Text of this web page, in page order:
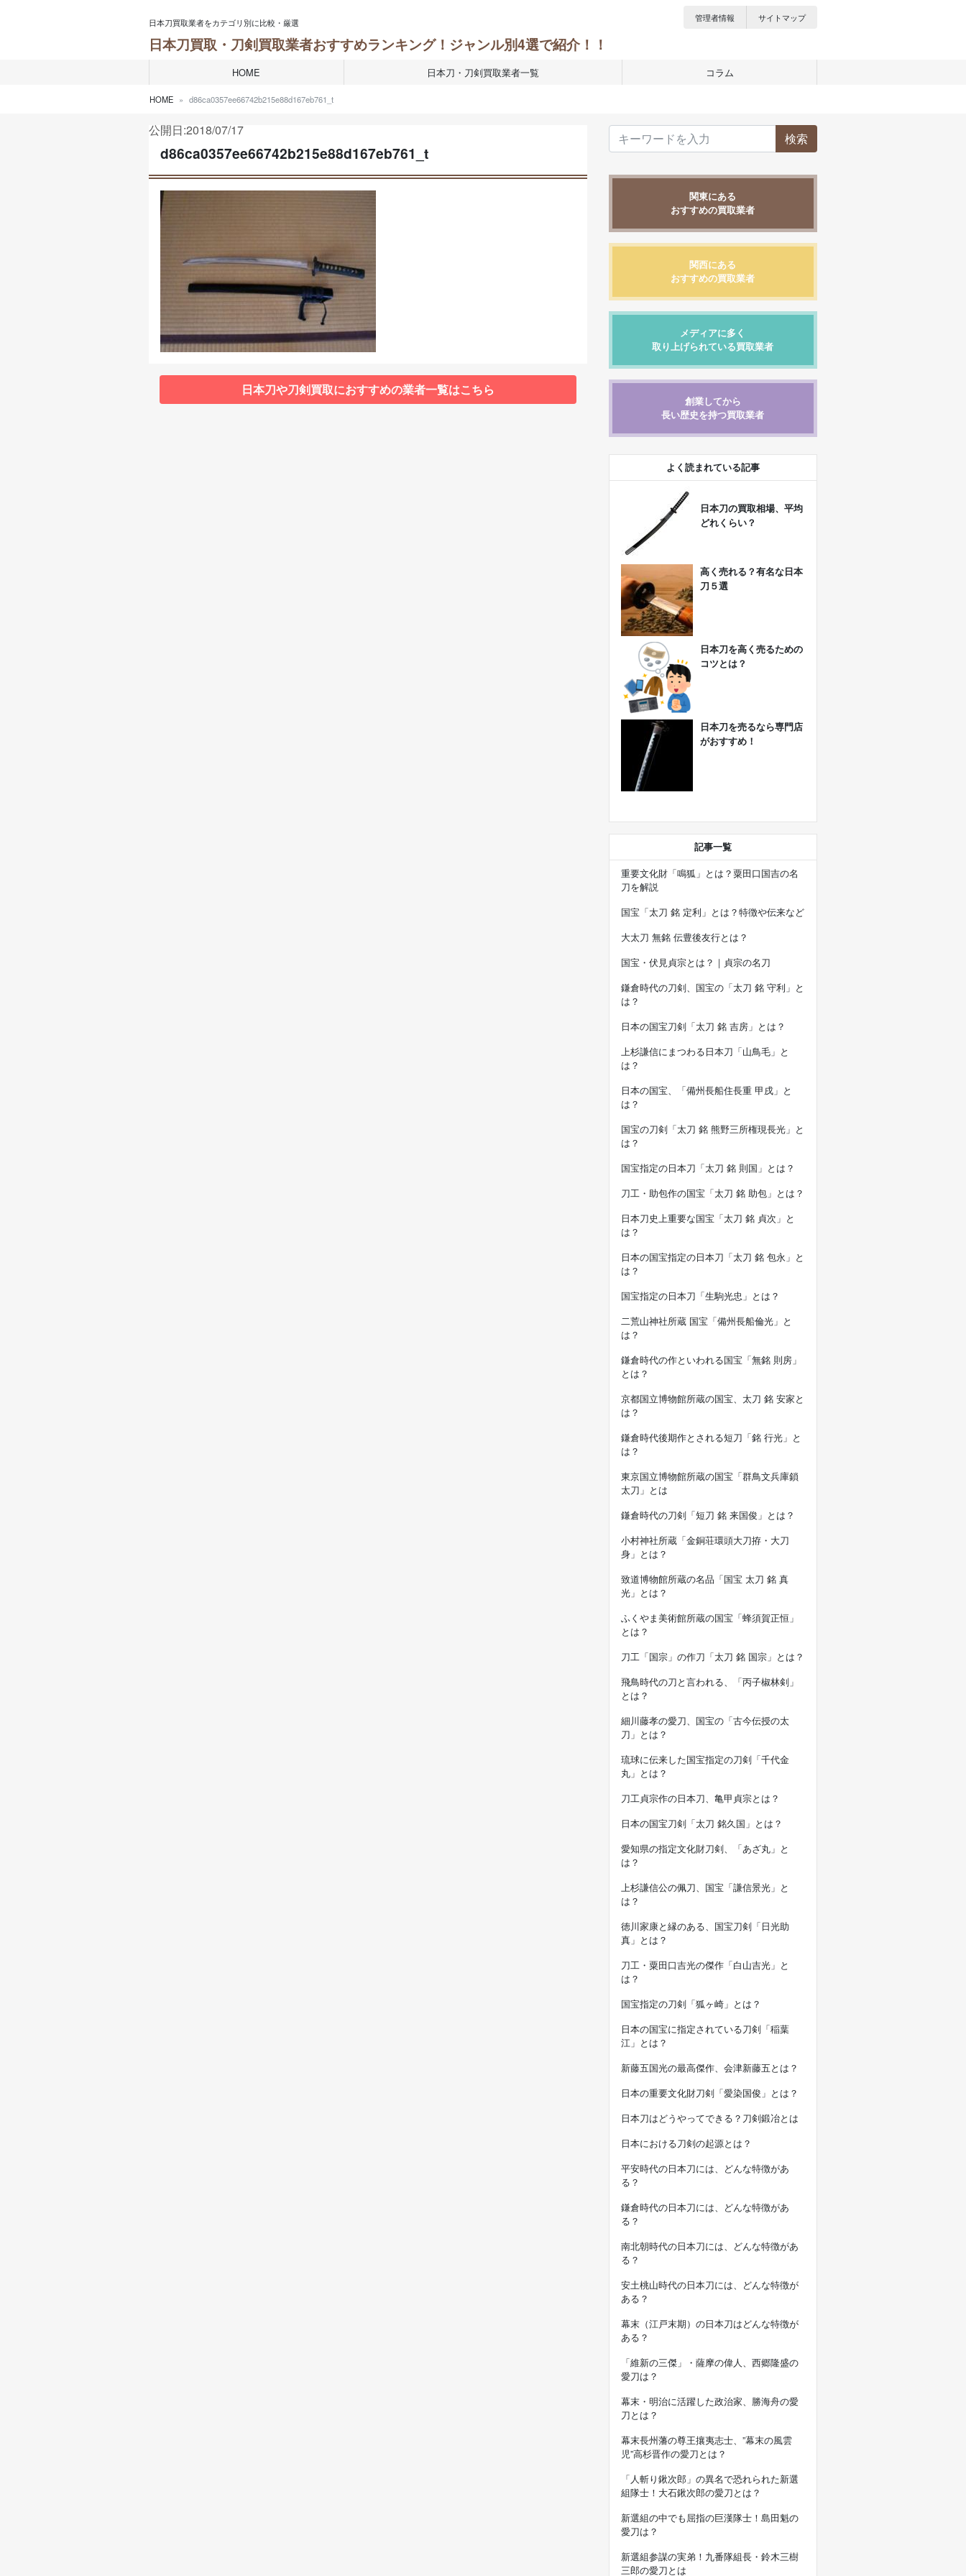
日本刀買取業者をカテゴリ別に比較・厳選 管理者情報 サイトマップ
日本刀買取・刀剣買取業者おすすめランキング！ジャンル別4選で紹介！！
HOME 日本刀・刀剣買取業者一覧 コラム
HOME d86ca0357ee66742b215e88d167eb761_t
公開日:2018/07/17
d86ca0357ee66742b215e88d167eb761_t
日本刀や刀剣買取におすすめの業者一覧はこちら
検索
関東にある
おすすめの買取業者
関西にある
おすすめの買取業者
メディアに多く
取り上げられている買取業者
創業してから
長い歴史を持つ買取業者
よく読まれている記事
日本刀の買取相場、平均
どれくらい？
高く売れる？有名な日本
刀５選
日本刀を高く売るための
コツとは？
日本刀を売るなら専門店
がおすすめ！
記事一覧
重要文化財「鳴狐」とは？粟田口国吉の名
刀を解説
国宝「太刀 銘 定利」とは？特徴や伝来など
大太刀 無銘 伝豊後友行とは？
国宝・伏見貞宗とは？｜貞宗の名刀
鎌倉時代の刀剣、国宝の「太刀 銘 守利」と
は？
日本の国宝刀剣「太刀 銘 吉房」とは？
上杉謙信にまつわる日本刀「山鳥毛」と
は？
日本の国宝、「備州長船住長重 甲戌」と
は？
国宝の刀剣「太刀 銘 熊野三所権現長光」と
は？
国宝指定の日本刀「太刀 銘 則国」とは？
刀工・助包作の国宝「太刀 銘 助包」とは？
日本刀史上重要な国宝「太刀 銘 貞次」と
は？
日本の国宝指定の日本刀「太刀 銘 包永」と
は？
国宝指定の日本刀「生駒光忠」とは？
二荒山神社所蔵 国宝「備州長船倫光」と
は？
鎌倉時代の作といわれる国宝「無銘 則房」
とは？
京都国立博物館所蔵の国宝、太刀 銘 安家と
は？
鎌倉時代後期作とされる短刀「銘 行光」と
は？
東京国立博物館所蔵の国宝「群鳥文兵庫鎖
太刀」とは
鎌倉時代の刀剣「短刀 銘 来国俊」とは？
小村神社所蔵「金銅荘環頭大刀拵・大刀
身」とは？
致道博物館所蔵の名品「国宝 太刀 銘 真
光」とは？
ふくやま美術館所蔵の国宝「蜂須賀正恒」
とは？
刀工「国宗」の作刀「太刀 銘 国宗」とは？
飛鳥時代の刀と言われる、「丙子椒林剣」
とは？
細川藤孝の愛刀、国宝の「古今伝授の太
刀」とは？
琉球に伝来した国宝指定の刀剣「千代金
丸」とは？
刀工貞宗作の日本刀、亀甲貞宗とは？
日本の国宝刀剣「太刀 銘久国」とは？
愛知県の指定文化財刀剣、「あざ丸」と
は？
上杉謙信公の佩刀、国宝「謙信景光」と
は？
徳川家康と縁のある、国宝刀剣「日光助
真」とは？
刀工・粟田口吉光の傑作「白山吉光」と
は？
国宝指定の刀剣「狐ヶ崎」とは？
日本の国宝に指定されている刀剣「稲葉
江」とは？
新藤五国光の最高傑作、会津新藤五とは？
日本の重要文化財刀剣「愛染国俊」とは？
日本刀はどうやってできる？刀剣鍛冶とは
日本における刀剣の起源とは？
平安時代の日本刀には、どんな特徴があ
る？
鎌倉時代の日本刀には、どんな特徴があ
る？
南北朝時代の日本刀には、どんな特徴があ
る？
安土桃山時代の日本刀には、どんな特徴が
ある？
幕末（江戸末期）の日本刀はどんな特徴が
ある？
「維新の三傑」・薩摩の偉人、西郷隆盛の
愛刀は？
幕末・明治に活躍した政治家、勝海舟の愛
刀とは？
幕末長州藩の尊王攘夷志士、”幕末の風雲
児”高杉晋作の愛刀とは？
「人斬り鍬次郎」の異名で恐れられた新選
組隊士！大石鍬次郎の愛刀とは？
新選組の中でも屈指の巨漢隊士！島田魁の
愛刀は？
新選組参謀の実弟！九番隊組長・鈴木三樹
三郎の愛刀とは